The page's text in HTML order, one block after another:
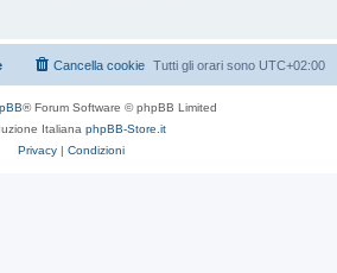
Tutti gli orari sono UTC+02:00
Cancella cookie
® Forum Software © phpBB Limited
Italiana phpBB-Store.it
Privacy | Condizioni